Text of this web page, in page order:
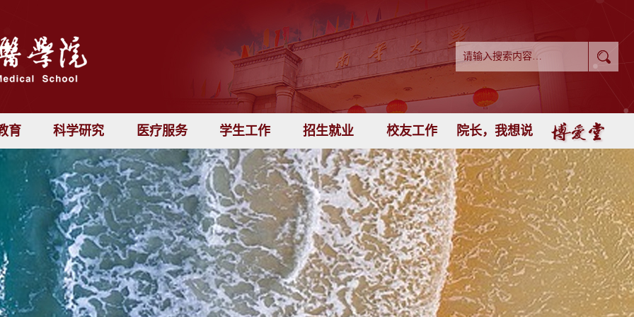
育 科学研究 医疗服务 学生工作 招生就业 校友工作 院长，我想说